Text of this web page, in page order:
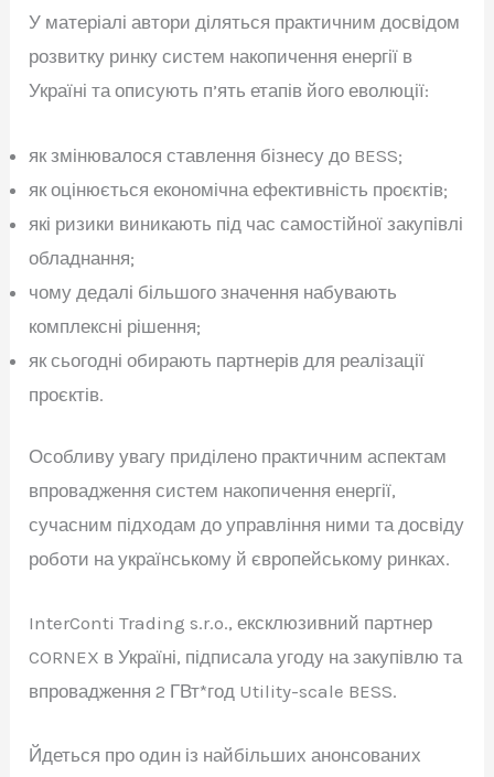
У матеріалі автори діляться практичним досвідом
розвитку ринку систем накопичення енергії в
Україні та описують п’ять етапів його еволюції:
як змінювалося ставлення бізнесу до BESS;
як оцінюється економічна ефективність проєктів;
які ризики виникають під час самостійної закупівлі
обладнання;
чому дедалі більшого значення набувають
комплексні рішення;
як сьогодні обирають партнерів для реалізації
проєктів.
Особливу увагу приділено практичним аспектам
впровадження систем накопичення енергії,
сучасним підходам до управління ними та досвіду
роботи на українському й європейському ринках.
InterConti Trading s.r.o., ексклюзивний партнер
CORNEX в Україні, підписала угоду на закупівлю та
впровадження 2 ГВт*год Utility-scale BESS.
Йдеться про один із найбільших анонсованих